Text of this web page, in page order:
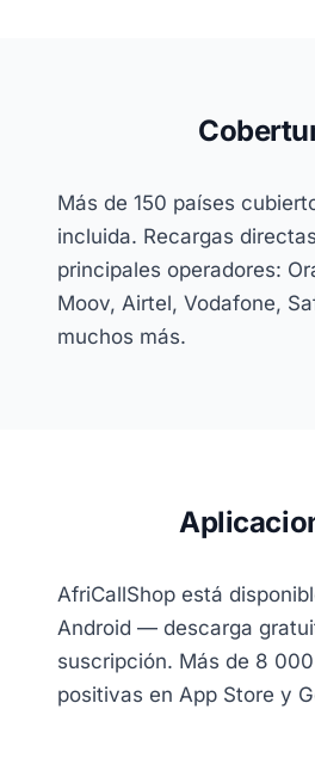
Más de 150 países
incluida. Recargas
principales operadores:
Moov, Airtel, Vodafone,
muchos más.
AfriCallShop está
Android — descarga
suscripción. Más de 8
positivas en App Store y